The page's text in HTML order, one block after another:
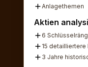
Anlagethemen
Aktien
6
15 detailliertere
3 Jahre